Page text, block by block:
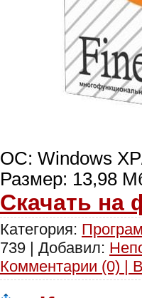
ОС: Windows
Размер: 13,98
Скачать на
Категория:
739 | Добавил:
Комментарии (0) |